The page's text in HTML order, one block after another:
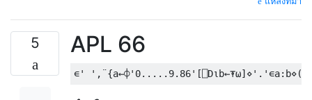
5 APL 66